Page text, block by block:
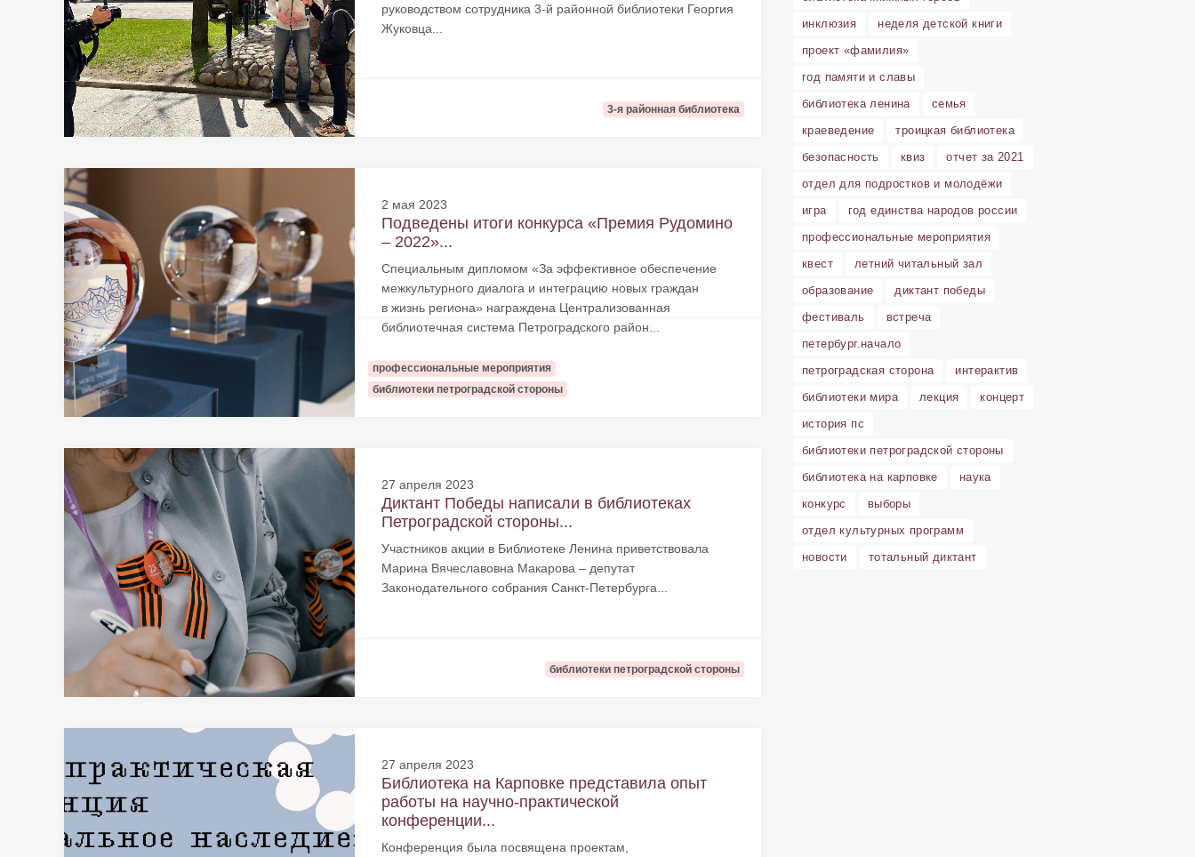
руководством сотрудника 3-й районной библиотеки Георгия
Жуковца...
3-я районная библиотека
2 мая 2023
Подведены итоги конкурса «Премия Рудомино
– 2022»...
Специальным дипломом «За эффективное обеспечение
межкультурного диалога и интеграцию новых граждан
в жизнь региона» награждена Централизованная
библиотечная система Петроградского район...
профессиональные мероприятия
библиотеки петроградской стороны
27 апреля 2023
Диктант Победы написали в библиотеках
Петроградской стороны...
Участников акции в Библиотеке Ленина приветствовала
Марина Вячеславовна Макарова – депутат
Законодательного собрания Санкт-Петербурга...
библиотеки петроградской стороны
27 апреля 2023
Библиотека на Карповке представила опыт
работы на научно-практической
конференции...
Конференция была посвящена проектам,
инклюзия
неделя детской книги
проект «фамилия»
год памяти и славы
библиотека ленина
семья
краеведение
троицкая библиотека
безопасность
квиз
отчет за 2021
отдел для подростков и молодёжи
игра
год единства народов россии
профессиональные мероприятия
квест
летний читальный зал
образование
диктант победы
фестиваль
встреча
петербург.начало
петроградская сторона
интерактив
библиотеки мира
лекция
концерт
история пс
библиотеки петроградской стороны
библиотека на карповке
наука
конкурс
выборы
отдел культурных программ
новости
тотальный диктант